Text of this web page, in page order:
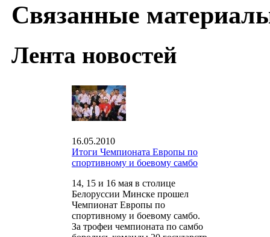
Связанные
Лента новостей
16.05.2010
Итоги Чемпионата Европы по
спортивному и боевому самбо
14, 15 и 16 мая в столице
Белоруссии Минске прошел
Чемпионат Европы по
спортивному и боевому самбо.
За трофеи чемпионата по самбо